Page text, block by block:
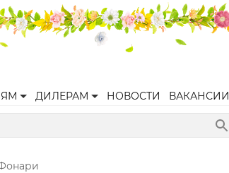
ДИЛЕРАМ НОВОСТИ ВАКАНСИИ